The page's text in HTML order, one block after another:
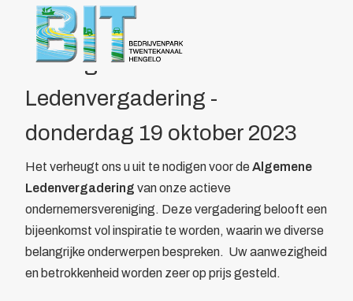
Over BIT
Bestuur
Doelstelling
Voordelen
Parkmanagement
Calamiteitenkaart
Veiligheid
Wijkagent
Cybercrime
Camera in Beeld
Home / Actueel /
BIT Algemene
Ledenvergadering -
donderdag 19 oktober 2023
Het verheugt ons u uit te nodigen voor de Algemene
Ledenvergadering van onze actieve
ondernemersvereniging. Deze vergadering belooft een
bijeenkomst vol inspiratie te worden, waarin we diverse
belangrijke onderwerpen bespreken. Uw aanwezigheid
en betrokkenheid worden zeer op prijs gesteld.